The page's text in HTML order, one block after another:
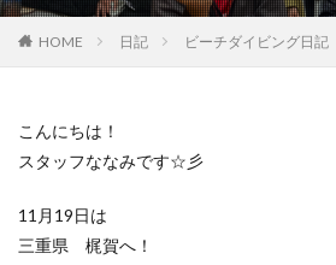
HOME 日記 ビーチダイビング日記
こんにちは！
スタッフななみです☆彡
11月19日は
三重県 梶賀へ！